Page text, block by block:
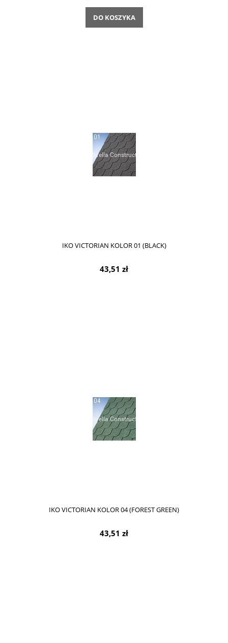
DO KOSZYKA
IKO VICTORIAN KOLOR 01 (BLACK)
43,51 zł
IKO VICTORIAN KOLOR 04 (FOREST GREEN)
43,51 zł